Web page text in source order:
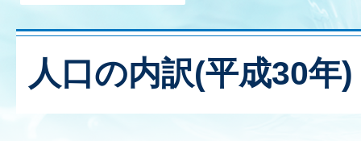
人口の内訳(平成30年)